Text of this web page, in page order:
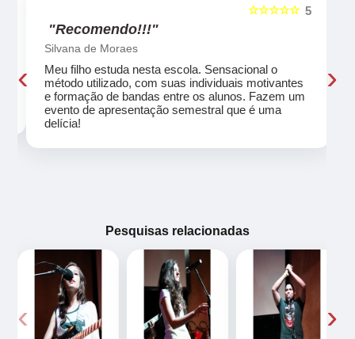
5
☆☆☆☆☆
"Recomendo!!!"
Silvana de Moraes
Meu filho estuda nesta escola. Sensacional o
método utilizado, com suas individuais motivantes
e formação de bandas entre os alunos. Fazem um
evento de apresentação semestral que é uma
delícia!
‹ ›
Pesquisas relacionadas
‹ ›